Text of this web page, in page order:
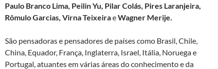
Paulo Branco Lima, Peilin Yu, Pilar Colás, Pires Laranjeira,
Rômulo Garcias, Virna TeixeiraeWagner Merije.
São pensadoras e pensadores de países como Brasil, Chile,
China, Equador, França, Inglaterra, Israel, Itália, Noruega e
Portugal, atuantes em várias áreas do conhecimento e da